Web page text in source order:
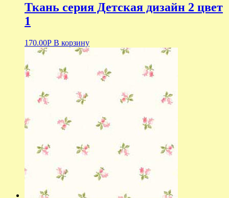
Ткань серия Детская дизайн 2 цвет
1
170.00Р В корзину